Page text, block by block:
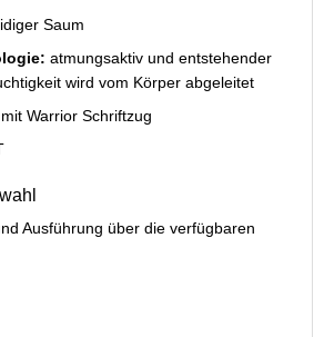
Saum
atmungsaktiv und entstehender
wird vom Körper abgeleitet
Warrior Schriftzug
Ausführung über die verfügbaren